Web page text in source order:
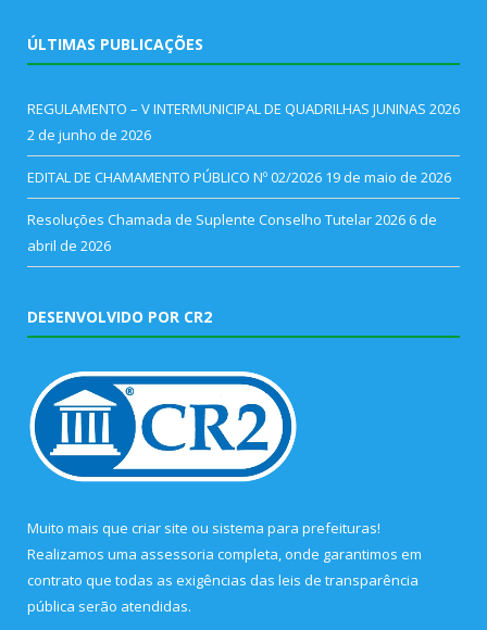
ÚLTIMAS PUBLICAÇÕES
REGULAMENTO – V INTERMUNICIPAL DE QUADRILHAS JUNINAS 2026
2 de junho de 2026
EDITAL DE CHAMAMENTO PÚBLICO Nº 02/2026 19 de maio de 2026
Resoluções Chamada de Suplente Conselho Tutelar 2026 6 de
abril de 2026
DESENVOLVIDO POR CR2
Muito mais que criar site ou sistema para prefeituras!
Realizamos uma assessoria completa, onde garantimos em
contrato que todas as exigências das leis de transparência
pública serão atendidas.